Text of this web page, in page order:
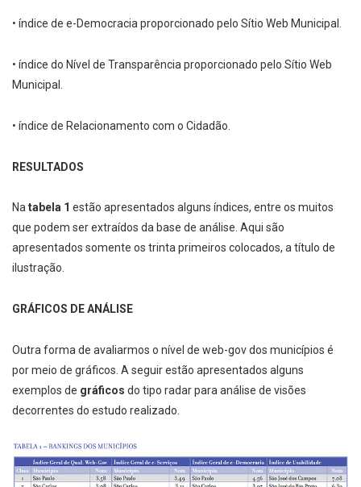
• índice de e-­Democracia proporcionado pelo Sítio Web Municipal.
• índice do Nível de Transparência proporcionado pelo Sítio Web
Municipal.
• índice de Relacionamento com o Cidadão.
RESULTADOS
Natabela 1 estão apresentados alguns índices, entre os muitos
que podem ser extraídos da base de análise. Aqui são
apresentados somente os trinta primeiros colocados, a título de
ilustração.
GRÁFICOS DE ANÁLISE
Outra forma de avaliarmos o nível de web­-gov dos municípios é
por meio de gráficos. A seguir estão apresentados alguns
exemplos de gráficos do tipo radar para análise de visões
decorrentes do estudo realizado.